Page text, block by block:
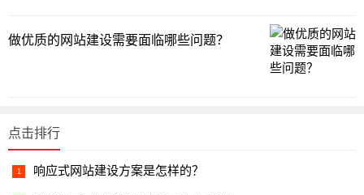
做优质的网站建设需要面临哪些问题？
点击排行
响应式网站建设方案是怎样的？